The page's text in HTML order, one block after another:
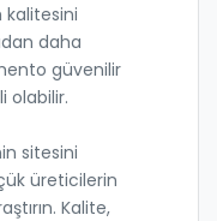
kalitesini
daha
güvenilir
olabilir.
sitesini
üreticilerin
Kalite,